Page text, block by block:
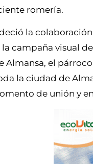
romería.
la
campaña visual
Almansa, el
la ciudad de
de unión y